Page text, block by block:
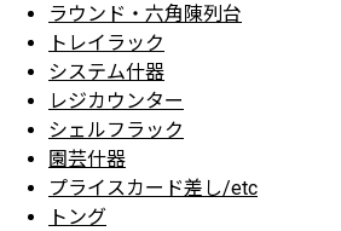
ラウンド・六角陳列台
トレイラック
システム什器
レジカウンター
シェルフラック
園芸什器
プライスカード差し/etc
トング